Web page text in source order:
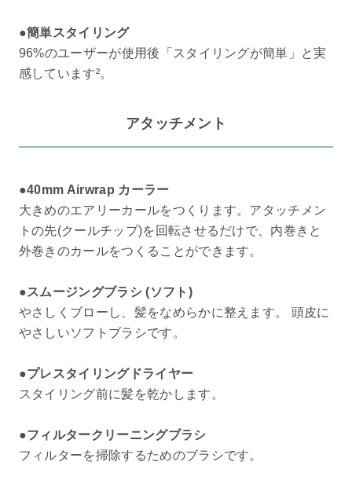
●簡単スタイリング
96%のユーザーが使用後「スタイリングが簡単」と実
感しています²。
アタッチメント
●40mm Airwrap カーラー
大きめのエアリーカールをつくります。アタッチメン
トの先(クールチップ)を回転させるだけで、内巻きと
外巻きのカールをつくることができます。
●スムージングブラシ (ソフト)
やさしくブローし、髪をなめらかに整えます。 頭皮に
やさしいソフトブラシです。
●プレスタイリングドライヤー
スタイリング前に髪を乾かします。
●フィルタークリーニングブラシ
フィルターを掃除するためのブラシです。